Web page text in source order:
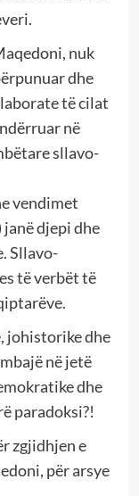
nuk
dhe
të cilat
në
sllavo-
vendimet
djepi dhe
Sllavo-
të verbët të
johistorike dhe
në jetë
dhe
paradoksi?!
zgjidhjen e
për arsye